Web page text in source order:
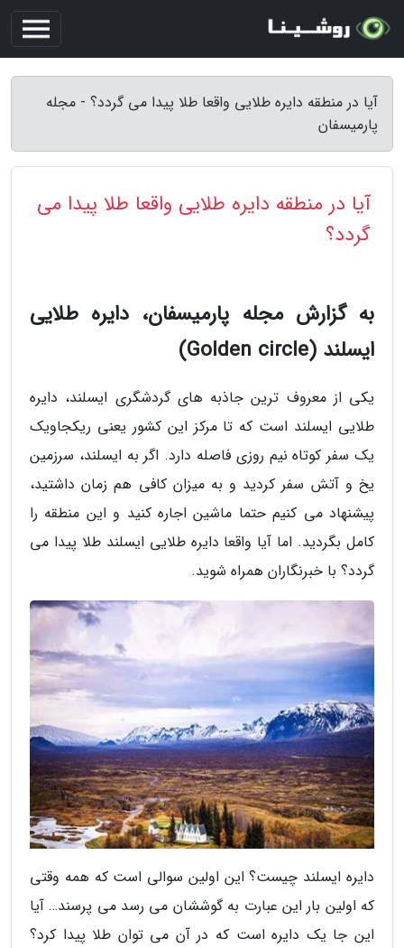
آیا در منطقه دایره طلایی واقعا طلا پیدا می گردد؟ - مجله
پارمیسفان
آیا در منطقه دایره طلایی واقعا طلا پیدا می
گردد؟
به گزارش مجله پارمیسفان، دایره طلایی
ایسلند (Golden circle)
یکی از معروف ترین جاذبه های گردشگری ایسلند، دایره
طلایی ایسلند است که تا مرکز این کشور یعنی ریکجاویک
یک سفر کوتاه نیم روزی فاصله دارد. اگر به ایسلند، سرزمین
یخ و آتش سفر کردید و به میزان کافی هم زمان داشتید،
پیشنهاد می کنیم حتما ماشین اجاره کنید و این منطقه را
کامل بگردید. اما آیا واقعا دایره طلایی ایسلند طلا پیدا می
گردد؟ با خبرنگاران همراه شوید.
دایره ایسلند چیست؟ این اولین سوالی است که همه وقتی
که اولین بار این عبارت به گوششان می رسد می پرسند… آیا
این جا یک دایره است که در آن می توان طلا پیدا کرد؟